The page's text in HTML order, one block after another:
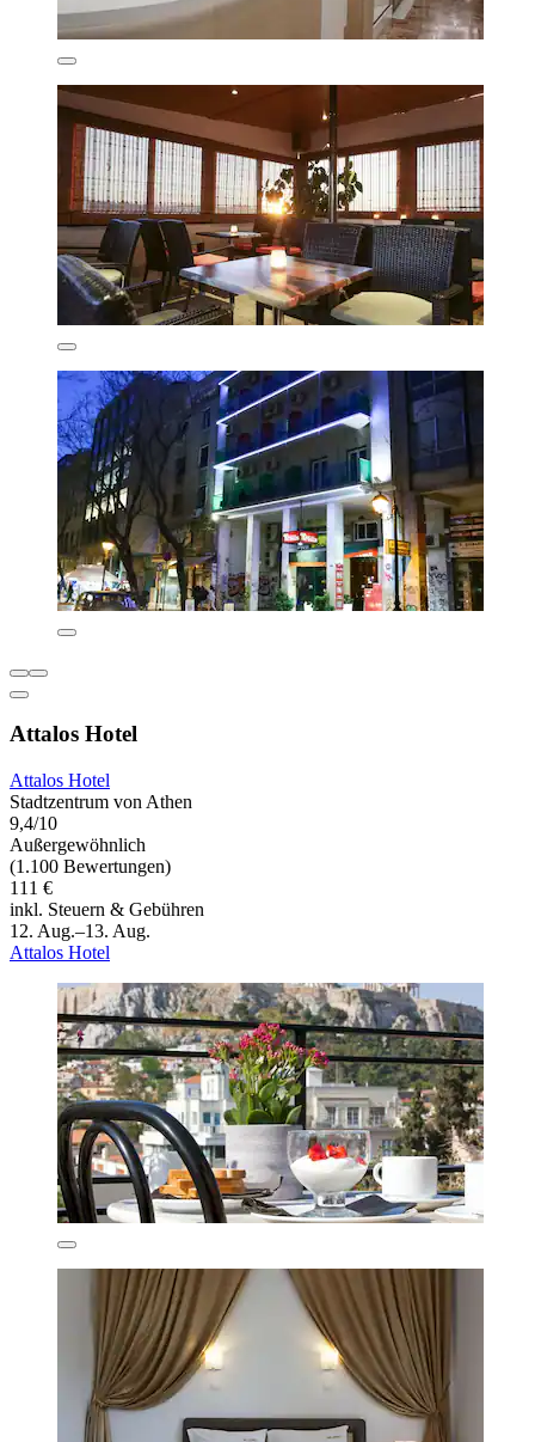
Attalos Hotel
Attalos Hotel
Stadtzentrum von Athen
9,4/10
Außergewöhnlich
(1.100 Bewertungen)
111 €
inkl. Steuern & Gebühren
12. Aug.–13. Aug.
Attalos Hotel